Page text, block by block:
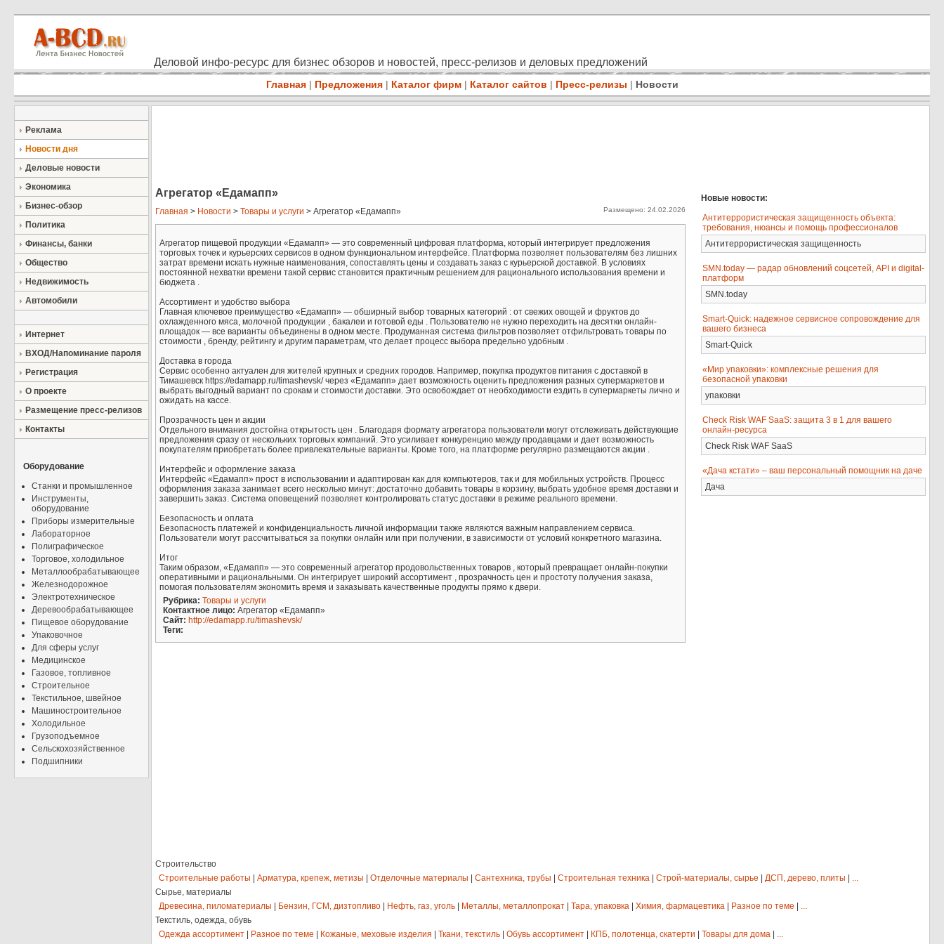
Деловой инфо-ресурс для бизнес обзоров и новостей, пресс-релизов и деловых предложений
Главная | Предложения | Каталог фирм | Каталог сайтов | Пресс-релизы | Новости
Реклама
Новости дня
Деловые новости
Экономика
Бизнес-обзор
Политика
Финансы, банки
Общество
Недвижимость
Автомобили
Интернет
ВХОД/Напоминание пароля
Регистрация
О проекте
Размещение пресс-релизов
Контакты
Оборудование
Станки и промышленное
Инструменты,
оборудование
Приборы измерительные
Лабораторное
Полиграфическое
Торговое, холодильное
Металлообрабатывающее
Железнодорожное
Электротехническое
Деревообрабатывающее
Пищевое оборудование
Упаковочное
Для сферы услуг
Медицинское
Газовое, топливное
Строительное
Текстильное, швейное
Машиностроительное
Холодильное
Грузоподъемное
Сельскохозяйственное
Подшипники
Агрегатор «Едамапп»
Главная > Новости > Товары и услуги > Агрегатор «Едамапп» Размещено: 24.02.2026
Агрегатор пищевой продукции «Едамапп» — это современный цифровая платформа, который интегрирует предложения
торговых точек и курьерских сервисов в одном функциональном интерфейсе. Платформа позволяет пользователям без лишних
затрат времени искать нужные наименования, сопоставлять цены и создавать заказ с курьерской доставкой. В условиях
постоянной нехватки времени такой сервис становится практичным решением для рационального использования времени и
бюджета .
Ассортимент и удобство выбора
Главная ключевое преимущество «Едамапп» — обширный выбор товарных категорий : от свежих овощей и фруктов до
охлажденного мяса, молочной продукции , бакалеи и готовой еды . Пользователю не нужно переходить на десятки онлайн-
площадок — все варианты объединены в одном месте. Продуманная система фильтров позволяет отфильтровать товары по
стоимости , бренду, рейтингу и другим параметрам, что делает процесс выбора предельно удобным .
Доставка в города
Сервис особенно актуален для жителей крупных и средних городов. Например, покупка продуктов питания с доставкой в
Тимашевск https://edamapp.ru/timashevsk/ через «Едамапп» дает возможность оценить предложения разных супермаркетов и
выбрать выгодный вариант по срокам и стоимости доставки. Это освобождает от необходимости ездить в супермаркеты лично и
ожидать на кассе.
Прозрачность цен и акции
Отдельного внимания достойна открытость цен . Благодаря формату агрегатора пользователи могут отслеживать действующие
предложения сразу от нескольких торговых компаний. Это усиливает конкуренцию между продавцами и дает возможность
покупателям приобретать более привлекательные варианты. Кроме того, на платформе регулярно размещаются акции .
Интерфейс и оформление заказа
Интерфейс «Едамапп» прост в использовании и адаптирован как для компьютеров, так и для мобильных устройств. Процесс
оформления заказа занимает всего несколько минут: достаточно добавить товары в корзину, выбрать удобное время доставки и
завершить заказ. Система оповещений позволяет контролировать статус доставки в режиме реального времени.
Безопасность и оплата
Безопасность платежей и конфиденциальность личной информации также являются важным направлением сервиса.
Пользователи могут рассчитываться за покупки онлайн или при получении, в зависимости от условий конкретного магазина.
Итог
Таким образом, «Едамапп» — это современный агрегатор продовольственных товаров , который превращает онлайн-покупки
оперативными и рациональными. Он интегрирует широкий ассортимент , прозрачность цен и простоту получения заказа,
помогая пользователям экономить время и заказывать качественные продукты прямо к двери.
Рубрика: Товары и услуги
Контактное лицо: Агрегатор «Едамапп»
Сайт: http://edamapp.ru/timashevsk/
Теги:
Новые новости:
Антитеррористическая защищенность объекта:
требования, нюансы и помощь профессионалов
Антитеррористическая защищенность
SMN.today — радар обновлений соцсетей, API и digital-
платформ
SMN.today
Smart-Quick: надежное сервисное сопровождение для
вашего бизнеса
Smart-Quick
«Мир упаковки»: комплексные решения для
безопасной упаковки
упаковки
Check Risk WAF SaaS: защита 3 в 1 для вашего
онлайн-ресурса
Check Risk WAF SaaS
«Дача кстати» – ваш персональный помощник на даче
Дача
Строительство
Строительные работы
Арматура, крепеж, метизы Отделочные материалы Сантехника, трубы Строительная техника Строй-материалы, сырье ДСП, дерево, плиты
...
Сырье, материалы
Древесина, пиломатериалы
Бензин, ГСМ, дизтопливо Нефть, газ, уголь Металлы, металлопрокат Тара, упаковка Химия, фармацевтика Разное по теме
...
Текстиль, одежда, обувь
Одежда ассортимент
Разное по теме Кожаные, меховые изделия Ткани, текстиль Обувь ассортимент КПБ, полотенца, скатерти Товары для дома ...